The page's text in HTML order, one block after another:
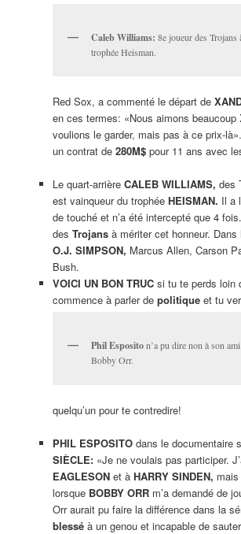
Caleb Williams: 8e joueur des Trojans
trophée Heisman.
Red Sox, a commenté le départ de
en ces termes: «Nous aimons beaucoup
voulions le garder, mais pas à ce prix-
un contrat de 280M$pour 11 ans avec
Le quart-arrière CALEB WILLIAMS, des
est vainqueur du trophée HEISMAN. Il a
de touché et n’a été intercepté que 4
des Trojansà mériter cet honneur. Dans
O.J. SIMPSON, Marcus Allen, Carson
Bush.
VOICI UN BON TRUC si tu te perds loin
commence à parler de politiqueet tu
Phil Espositon’a pu dire non à son ami
Bobby Orr.
quelqu’un pour te contredire!
PHIL ESPOSITO dans le documentaire
SIÈCLE:«Je ne voulais pas participer.
EAGLESONet à HARRY SINDEN, mais
lorsque BOBBY ORRm’a demandé de
Orr aurait pu faire la différence dans la
blesséà un genou et incapable de